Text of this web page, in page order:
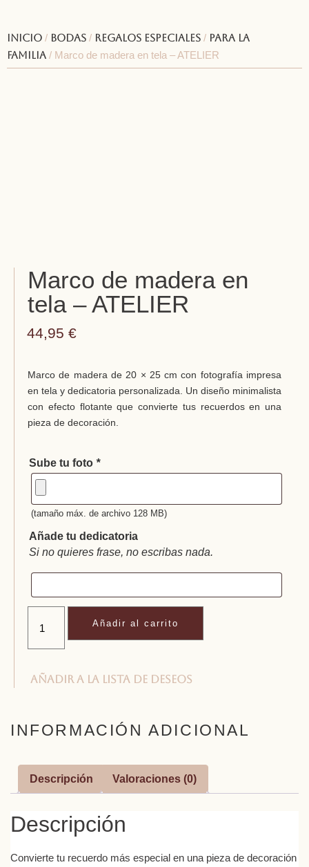
Inicio / Bodas / Regalos especiales / Para la
familia / Marco de madera en tela – ATELIER
Marco de madera en
tela – ATELIER
44,95 €
Marco de madera de 20 × 25 cm con fotografía impresa
en tela y dedicatoria personalizada. Un diseño minimalista
con efecto flotante que convierte tus recuerdos en una
pieza de decoración.
Sube tu foto *
(tamaño máx. de archivo 128 MB)
Añade tu dedicatoria
Si no quieres frase, no escribas nada.
Añadir al carrito
Añadir a la lista de deseos
INFORMACIÓN ADICIONAL
Descripción Valoraciones (0)
Descripción
Convierte tu recuerdo más especial en una pieza de decoración